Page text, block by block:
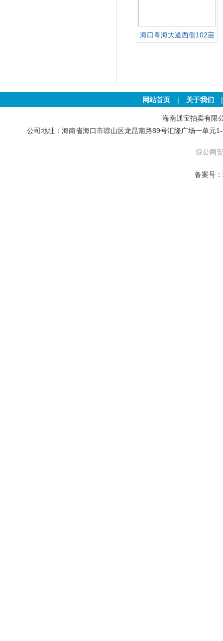
海口粤海大道西侧102亩
网站首页 | 关于我们
海南通宝拍卖有限
公司地址：海南省海口市琼山区龙昆南路89号汇隆广场一单
琼公网
备案号